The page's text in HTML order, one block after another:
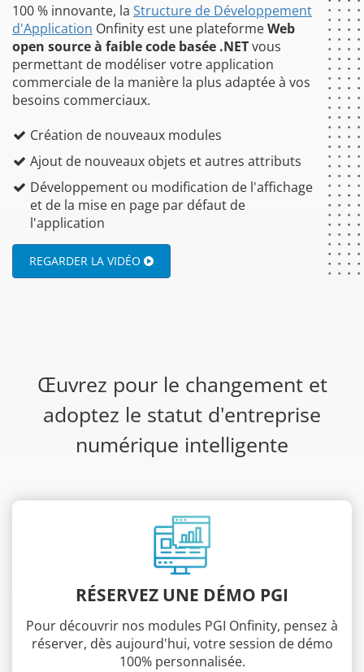
100 % innovante, la Structure de Développement
d'Application Onfinity est une plateformeWeb
open source à faible code basée .NETvous
permettant de modéliser votre application
commerciale de la manière la plus adaptée à vos
besoins commerciaux.
Création de nouveaux modules
Ajout de nouveaux objets et autres attributs
Développement ou modification de l'affichage
et de la mise en page par défaut de
l'application
REGARDER LA VIDÉO
Œuvrez pour le changement et
adoptez le statut d'entreprise
numérique intelligente
RÉSERVEZ UNE DÉMO PGI
Pour découvrir nos modules PGI Onfinity, pensez à
réserver, dès aujourd'hui, votre session de démo
100% personnalisée.